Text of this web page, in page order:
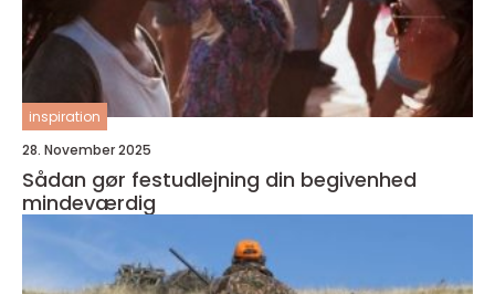
inspiration
28. November 2025
Sådan gør festudlejning din begivenhed
mindeværdig